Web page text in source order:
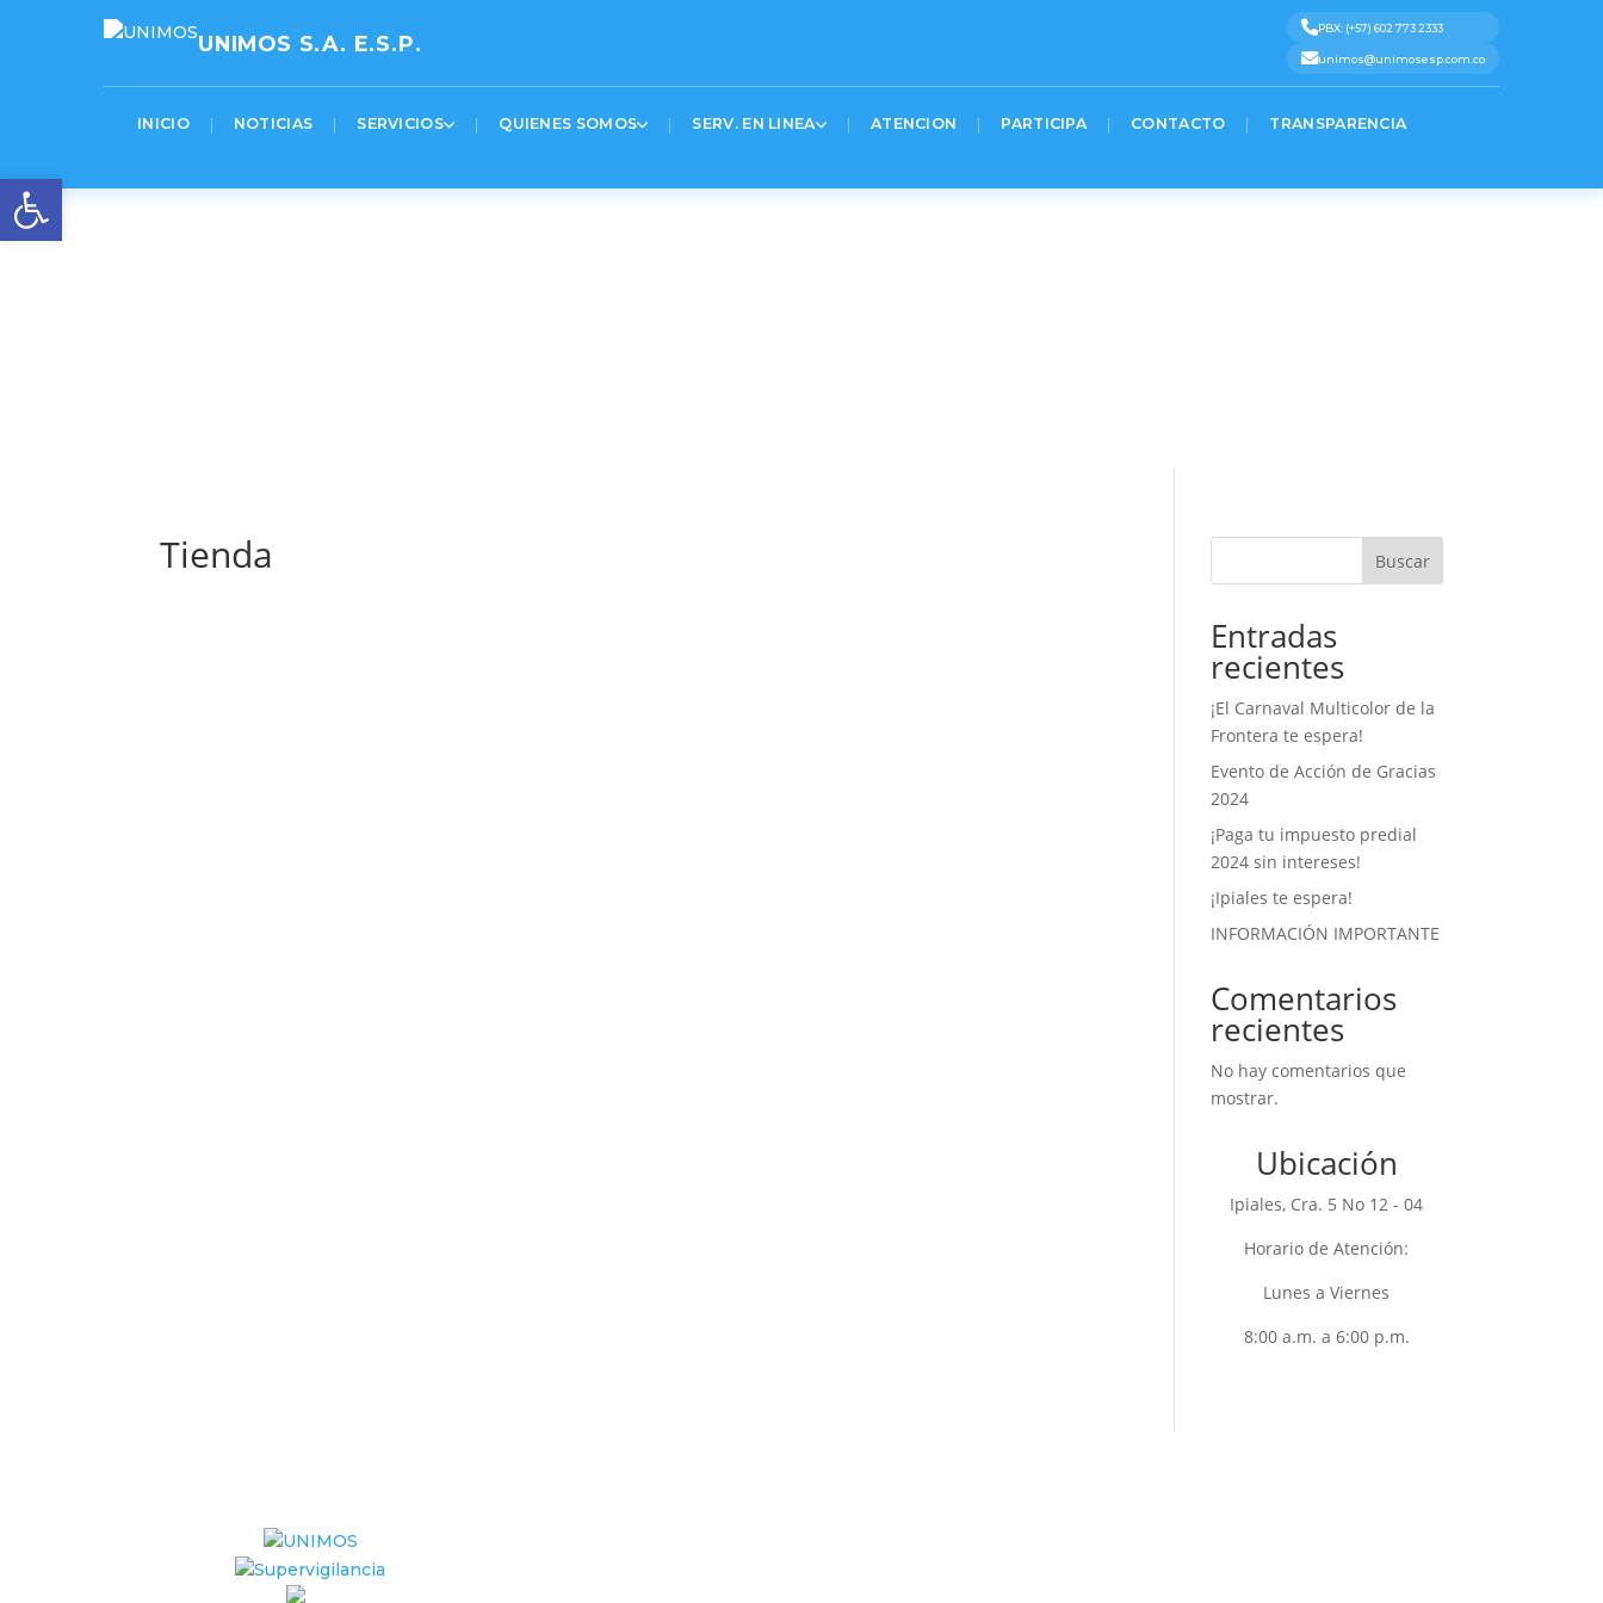
[pastacode lang=»markup»
manual=»%3Cscript%3E%0AjQuery(function(%24)%7B%0A%20%20%20%20%24(‘.logo_container%20a’).attr(‘href’%2C’https%3A%2F%2Fwww.gov.co’)%3B%0A%7D)%3B%0A%3C%2Fscript%3E» message=»»
UNIMOS S.A. E.S.P.
PBX: (+57) 602 773 2333
unimos@unimosesp.com.co
INICIO NOTICIAS SERVICIOS QUIENES SOMOS SERV. EN LINEA ATENCION PARTICIPA CONTACTO TRANSPARENCIA
Tienda Buscar
Entradas
recientes
¡El Carnaval Multicolor de la
Frontera te espera!
Evento de Acción de Gracias
2024
¡Paga tu impuesto predial
2024 sin intereses!
¡Ipiales te espera!
INFORMACIÓN IMPORTANTE
Comentarios
recientes
No hay comentarios que
mostrar.
Ubicación
Ipiales, Cra. 5 No 12 - 04
Horario de Atención:
Lunes a Viernes
8:00 a.m. a 6:00 p.m.
Abrir barra de herramientas